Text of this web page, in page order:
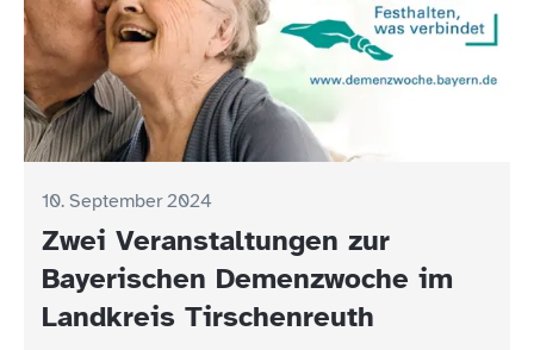
10. September 2024
Zwei Veranstaltungen zur
Bayerischen Demenzwoche im
Landkreis Tirschenreuth